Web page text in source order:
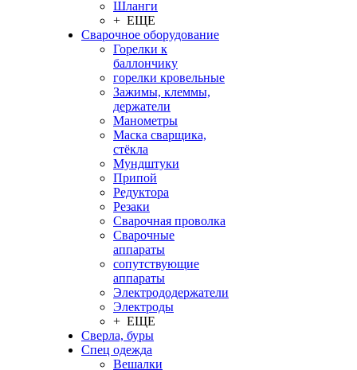
Шланги
+ ЕЩЕ
Сварочное оборудование
Горелки к
баллончику
горелки кровельные
Зажимы, клеммы,
держатели
Манометры
Маска сварщика,
стёкла
Мундштуки
Припой
Редуктора
Резаки
Сварочная проволка
Сварочные
аппараты
сопутствующие
аппараты
Электрододержатели
Электроды
+ ЕЩЕ
Сверла, буры
Спец одежда
Вешалки